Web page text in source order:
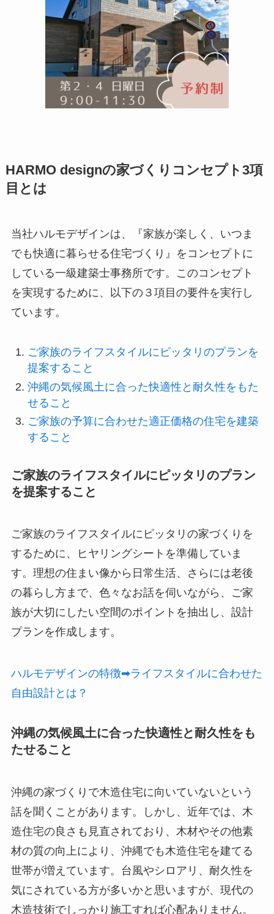
HARMO designの家づくりコンセプト3項
目とは
当社ハルモデザインは、『家族が楽しく、いつま
でも快適に暮らせる住宅づくり』をコンセプトに
している一級建築士事務所です。このコンセプト
を実現するために、以下の３項目の要件を実行し
ています。
ご家族のライフスタイルにピッタリのプランを
提案すること
沖縄の気候風土に合った快適性と耐久性をもた
せること
ご家族の予算に合わせた適正価格の住宅を建築
すること
ご家族のライフスタイルにピッタリのプラン
を提案すること
ご家族のライフスタイルにピッタリの家づくりを
するために、ヒヤリングシートを準備していま
す。理想の住まい像から日常生活、さらには老後
の暮らし方まで、色々なお話を伺いながら、ご家
族が大切にしたい空間のポイントを抽出し、設計
プランを作成します。
ハルモデザインの特徴➡ライフスタイルに合わせた
自由設計とは？
沖縄の気候風土に合った快適性と耐久性をも
たせること
沖縄の家づくりで木造住宅に向いていないという
話を聞くことがあります。しかし、近年では、木
造住宅の良さも見直されており、木材やその他素
材の質の向上により、沖縄でも木造住宅を建てる
世帯が増えています。台風やシロアリ、耐久性を
気にされている方が多いかと思いますが、現代の
木造技術でしっかり施工すれば心配ありません。